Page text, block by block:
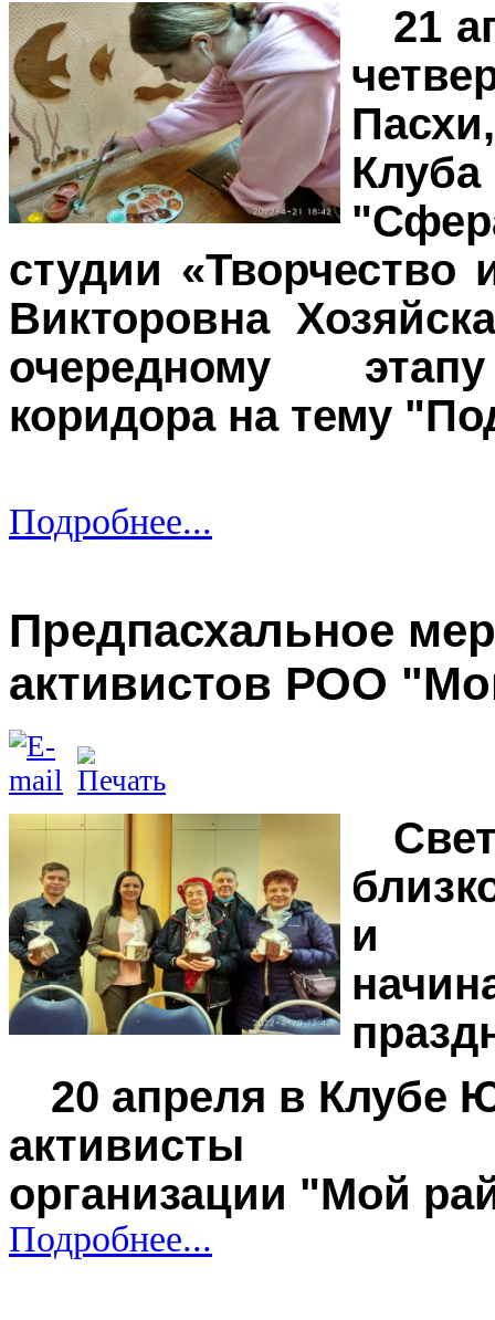
21
студии «Творчество
Викторовна
очередному
коридора на тему
Подробнее...
Предпасхальное
активистов РОО
и
20 апреля в
активисты
организации "Мой
Подробнее...